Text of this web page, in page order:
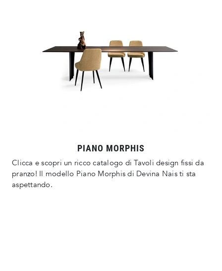
PIANO MORPHIS
Clicca e scopri un ricco catalogo di Tavoli design fissi da
pranzo! Il modello Piano Morphis di Devina Nais ti sta
aspettando.